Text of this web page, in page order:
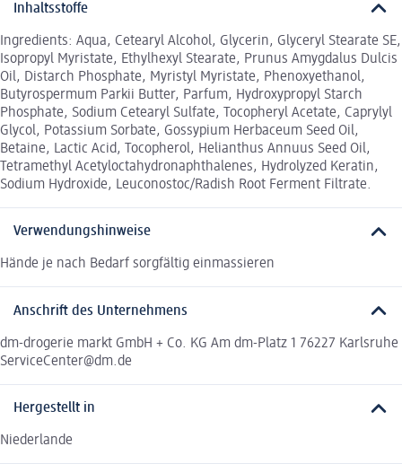
Inhaltsstoffe
Ingredients: Aqua, Cetearyl Alcohol, Glycerin, Glyceryl Stearate SE,
Isopropyl Myristate, Ethylhexyl Stearate, Prunus Amygdalus Dulcis
Oil, Distarch Phosphate, Myristyl Myristate, Phenoxyethanol,
Butyrospermum Parkii Butter, Parfum, Hydroxypropyl Starch
Phosphate, Sodium Cetearyl Sulfate, Tocopheryl Acetate, Caprylyl
Glycol, Potassium Sorbate, Gossypium Herbaceum Seed Oil,
Betaine, Lactic Acid, Tocopherol, Helianthus Annuus Seed Oil,
Tetramethyl Acetyloctahydronaphthalenes, Hydrolyzed Keratin,
Sodium Hydroxide, Leuconostoc/Radish Root Ferment Filtrate.
Verwendungshinweise
Hände je nach Bedarf sorgfältig einmassieren
Anschrift des Unternehmens
dm-drogerie markt GmbH + Co. KG Am dm-Platz 1 76227 Karlsruhe
ServiceCenter@dm.de
Hergestellt in
Niederlande